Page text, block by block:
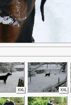
XXL XXL